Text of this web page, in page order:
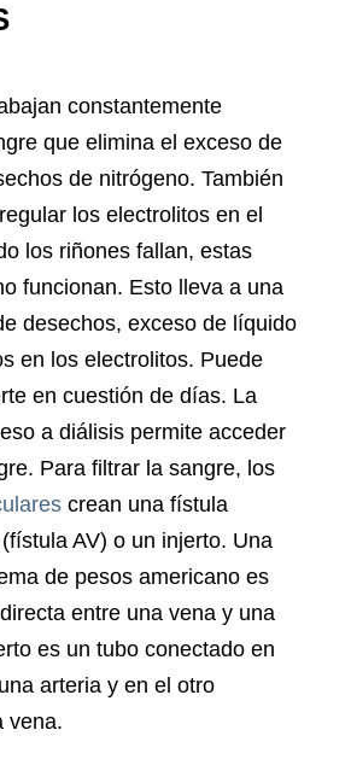
constantemente
que elimina el exceso de
de nitrógeno. También
los electrolitos en el
los riñones fallan, estas
funcionan. Esto lleva a una
desechos, exceso de líquido
en los electrolitos. Puede
en cuestión de días. La
a diálisispermite acceder
Para filtrar la sangre, los
crean una fístula
AV) o un injerto. Una
de pesos americano es
entre una vena y una
es un tubo conectado en
arteria y en el otro
vena.